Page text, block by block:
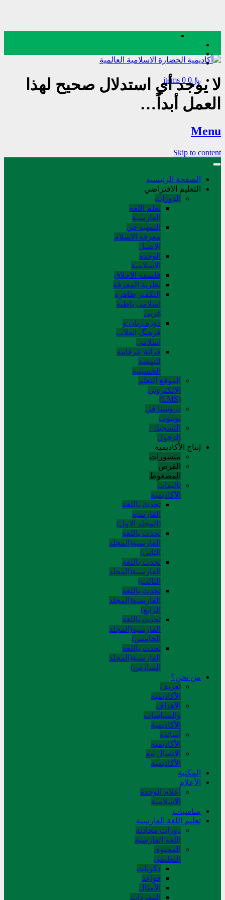
﷼0 0 items
لا يوجد أي استدلال صحيح لهذا
العمل أبداً…
Menu
Skip to content
الصفحة الرئيسية
التعليم الافتراضي
الدورات
تعلم اللغة
الفارسیة
التمهید في
معرفة الاسلام
الاصیل
الوحدة
الاسلامیة
فلسفة الاخلاق
نظریة المعرفة
التکفیر ظاهره
اسلامی باطنه
غربی
دوره زبان و
فرهنگ انقلاب
اسلامی
قرائة عرفانیة
للنهضة
الحسینیة
الموقع التعلم
الإلکتروني
(LMS)
دروسنا في
يوتيوب
التسجيل /
الدخول
إنتاج الأكاديمية
منشورات
القرص
المضغوط
تألیفات
الآکادیمیة
تحدث باللغة
الفارسية
(المجلد الاول)
تحدث باللغة
الفارسية(المجلد
الثاني)
تحدث باللغة
الفارسية(المجلد
الثالث)
تحدث باللغة
الفارسية(المجلد
الرابع)
تحدث باللغة
الفارسية(المجلد
الخامس)
تحدث باللغة
الفارسية(المجلد
السادس)
من نحن؟
تعريف
الأكاديمية
الأهداف
والسياسات
الأكاديمية
أساتذة
الأكاديمية
الاتصال مع
الأكاديمية
المکتبة
الأعلام
أعلام الوحدة
الاسلامية
مناسبات
تعلیم اللغة الفارسیة
دورات محادثة
اللغة الفارسیة
المحتوی
التعلیمی
ذکریات
قواعد
الأمثال
المفردات